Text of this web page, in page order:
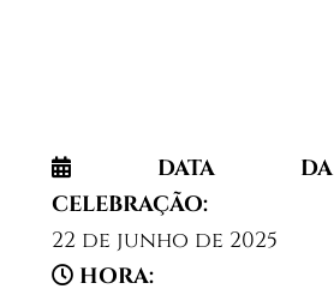
DATA DA
CELEBRAÇÃO:
22 de junho de 2025
HORA: